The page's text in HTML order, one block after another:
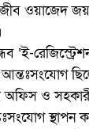
ওয়াজেদ জয়
‘ই-
ছিলো
অফিস ও